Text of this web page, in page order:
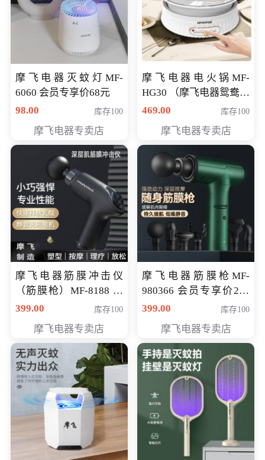
摩飞电器灭蚊灯MF-
6060 会员专享价68元
98.00
库存100
摩飞电器专卖店
摩飞电器电火锅MF-
HG30 （摩飞电器鸳鸯锅
MF-HG30 ） 会员专享价
469.00 库存100
摩飞电器专卖店
摩飞电器筋膜冲击仪
（筋膜枪）MF-8188 会
员专享价268元
399.00 库存100
摩飞电器专卖店
摩飞电器筋膜枪MF-
980366 会员专享价299
元
399.00 库存100
摩飞电器专卖店